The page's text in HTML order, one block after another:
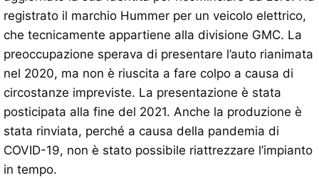
registrato il marchio Hummer per un veicolo elettrico,
che tecnicamente appartiene alla divisione GMC. La
preoccupazione sperava di presentare l’auto rianimata
nel 2020, ma non è riuscita a fare colpo a causa di
circostanze impreviste. La presentazione è stata
posticipata alla fine del 2021. Anche la produzione è
stata rinviata, perché a causa della pandemia di
COVID-19, non è stato possibile riattrezzare l’impianto
in tempo.